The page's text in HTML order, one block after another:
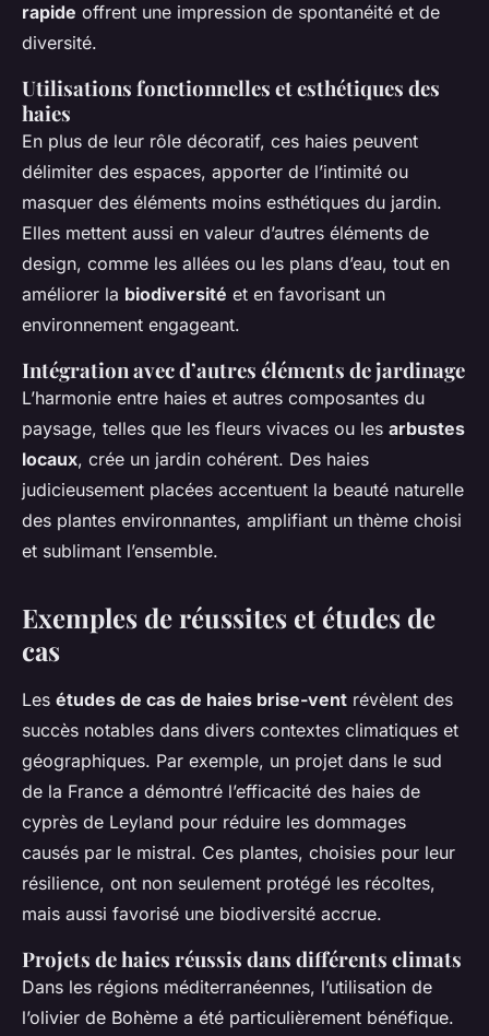
rapide offrent une impression de spontanéité et de
diversité.
Utilisations fonctionnelles et esthétiques des
haies
En plus de leur rôle décoratif, ces haies peuvent
délimiter des espaces, apporter de l’intimité ou
masquer des éléments moins esthétiques du jardin.
Elles mettent aussi en valeur d’autres éléments de
design, comme les allées ou les plans d’eau, tout en
améliorer la biodiversité et en favorisant un
environnement engageant.
Intégration avec d’autres éléments de jardinage
L’harmonie entre haies et autres composantes du
paysage, telles que les fleurs vivaces ou les arbustes
locaux, crée un jardin cohérent. Des haies
judicieusement placées accentuent la beauté naturelle
des plantes environnantes, amplifiant un thème choisi
et sublimant l’ensemble.
Exemples de réussites et études de
cas
Les études de cas de haies brise-vent révèlent des
succès notables dans divers contextes climatiques et
géographiques. Par exemple, un projet dans le sud
de la France a démontré l’efficacité des haies de
cyprès de Leyland pour réduire les dommages
causés par le mistral. Ces plantes, choisies pour leur
résilience, ont non seulement protégé les récoltes,
mais aussi favorisé une biodiversité accrue.
Projets de haies réussis dans différents climats
Dans les régions méditerranéennes, l’utilisation de
l’olivier de Bohème a été particulièrement bénéfique.